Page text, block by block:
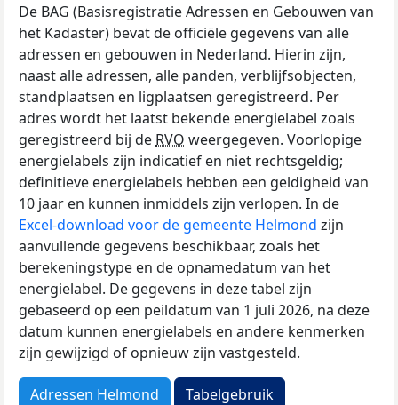
De BAG (Basisregistratie Adressen en Gebouwen van
het Kadaster) bevat de officiële gegevens van alle
adressen en gebouwen in Nederland. Hierin zijn,
naast alle adressen, alle panden, verblijfsobjecten,
standplaatsen en ligplaatsen geregistreerd. Per
adres wordt het laatst bekende energielabel zoals
geregistreerd bij de RVO weergegeven. Voorlopige
energielabels zijn indicatief en niet rechtsgeldig;
definitieve energielabels hebben een geldigheid van
10 jaar en kunnen inmiddels zijn verlopen. In de
Excel-download voor de gemeente Helmond zijn
aanvullende gegevens beschikbaar, zoals het
berekeningstype en de opnamedatum van het
energielabel. De gegevens in deze tabel zijn
gebaseerd op een peildatum van 1 juli 2026, na deze
datum kunnen energielabels en andere kenmerken
zijn gewijzigd of opnieuw zijn vastgesteld.
Adressen Helmond Tabelgebruik